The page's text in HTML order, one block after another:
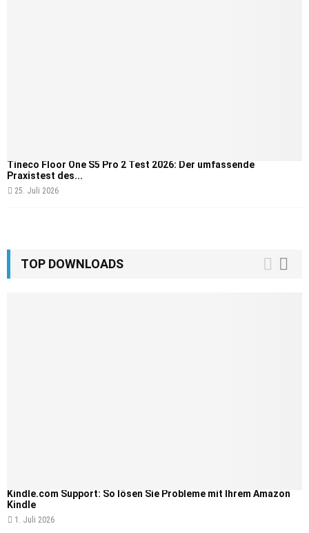
Tineco Floor One S5 Pro 2 Test 2026: Der umfassende
Praxistest des...
25. Juli 2026
TOP DOWNLOADS
Kindle.com Support: So lösen Sie Probleme mit Ihrem Amazon
Kindle
1. Juli 2026